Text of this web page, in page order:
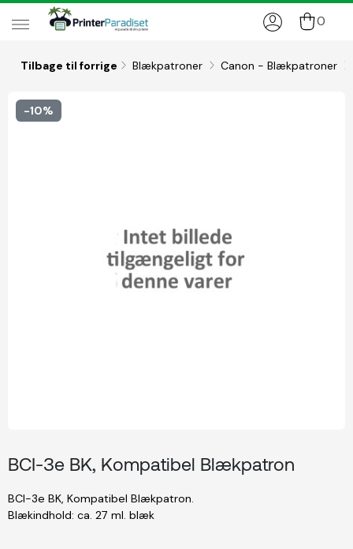
0
Tilbage til forrige Blækpatroner Canon - Blækpatroner
-10%
BCI-3e BK, Kompatibel Blækpatron
BCI-3e BK, Kompatibel Blækpatron.
Blækindhold: ca. 27 ml. blæk